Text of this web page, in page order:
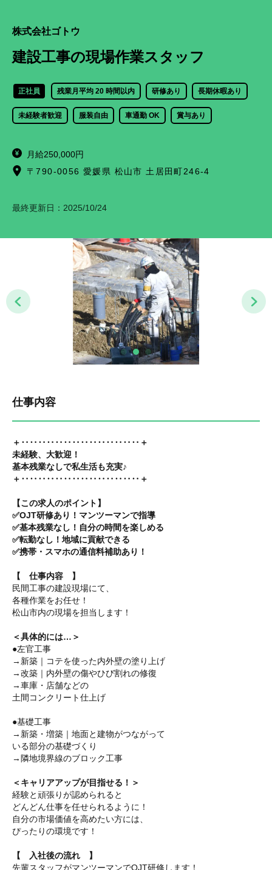
株式会社ゴトウ
建設工事の現場作業スタッフ
正社員 残業月平均 20 時間以内 研修あり 長期休暇あり
未経験者歓迎 服装自由 車通勤 OK 賞与あり
月給250,000円
〒790-0056 愛媛県 松山市 土居田町246-4
最終更新日： 2025/10/24
仕事内容
＋‥‥‥‥‥‥‥‥‥‥‥‥‥‥＋
未経験、大歓迎！
基本残業なしで私生活も充実♪
＋‥‥‥‥‥‥‥‥‥‥‥‥‥‥＋
【この求人のポイント】
✅OJT研修あり！マンツーマンで指導
✅基本残業なし！自分の時間を楽しめる
✅転勤なし！地域に貢献できる
✅携帯・スマホの通信料補助あり！
【 仕事内容 】
民間工事の建設現場にて、
各種作業をお任せ！
松山市内の現場を担当します！
＜具体的には…＞
●左官工事
→新築｜コテを使った内外壁の塗り上げ
→改築｜内外壁の傷やひび割れの修復
→車庫・店舗などの
土間コンクリート仕上げ
●基礎工事
→新築・増築｜地面と建物がつながって
いる部分の基礎づくり
→隣地境界線のブロック工事
＜キャリアアップが目指せる！＞
経験と頑張りが認められると
どんどん仕事を任せられるように！
自分の市場価値を高めたい方には、
ぴったりの環境です！
【 入社後の流れ 】
先輩スタッフがマンツーマンでOJT研修します！